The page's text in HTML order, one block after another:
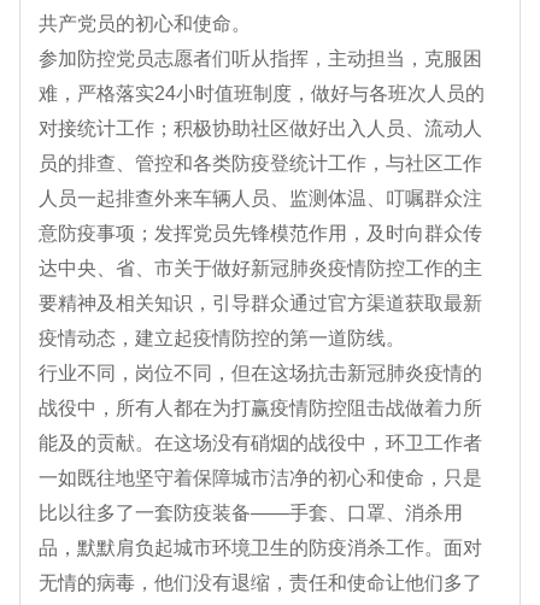
共产党员的初心和使命。
参加防控党员志愿者们听从指挥，主动担当，克服困
难，严格落实24小时值班制度，做好与各班次人员的
对接统计工作；积极协助社区做好出入人员、流动人
员的排查、管控和各类防疫登统计工作，与社区工作
人员一起排查外来车辆人员、监测体温、叮嘱群众注
意防疫事项；发挥党员先锋模范作用，及时向群众传
达中央、省、市关于做好新冠肺炎疫情防控工作的主
要精神及相关知识，引导群众通过官方渠道获取最新
疫情动态，建立起疫情防控的第一道防线。
行业不同，岗位不同，但在这场抗击新冠肺炎疫情的
战役中，所有人都在为打赢疫情防控阻击战做着力所
能及的贡献。在这场没有硝烟的战役中，环卫工作者
一如既往地坚守着保障城市洁净的初心和使命，只是
比以往多了一套防疫装备——手套、口罩、消杀用
品，默默肩负起城市环境卫生的防疫消杀工作。面对
无情的病毒，他们没有退缩，责任和使命让他们多了